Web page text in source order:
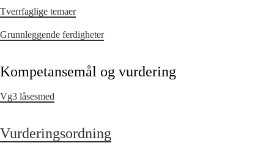
Tverrfaglige temaer
Grunnleggende ferdigheter
Kompetansemål og vurdering
Vg3 låsesmed
Vurderingsordning